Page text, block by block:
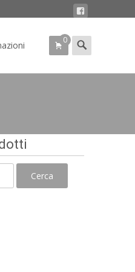
0
Search
for:
Cerca